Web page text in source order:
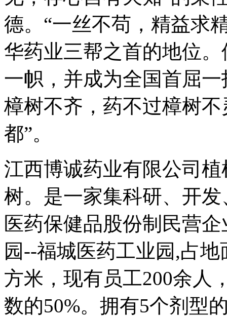
德。“一丝不苟，精益求
华药业三帮之首的地位
一帜，并成为全国首屈
樟树不齐，药不过樟树
都”。
江西博诚药业有限公司
树。是一家集科研、开
医药保健品股份制民营
园--福城医药工业园,占
方米，现有员工200余人
数的50%。拥有5个剂型